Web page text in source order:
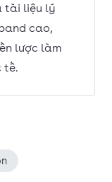
tài liệu lý
cao,
lược làm
tế.